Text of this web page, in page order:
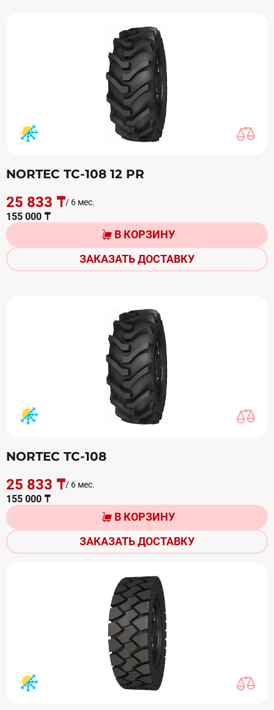
NORTEC TC-108 12 PR
25 833 ₸/ 6 мес.
155 000 ₸
В КОРЗИНУ
ЗАКАЗАТЬ ДОСТАВКУ
NORTEC TC-108
25 833 ₸/ 6 мес.
155 000 ₸
В КОРЗИНУ
ЗАКАЗАТЬ ДОСТАВКУ